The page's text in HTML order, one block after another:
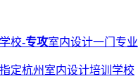
校-专攻室内设计一门专业
定杭州室内设计培训学校